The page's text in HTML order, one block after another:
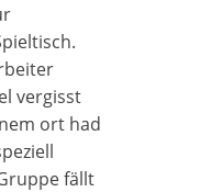
vergisst
ort had
fällt